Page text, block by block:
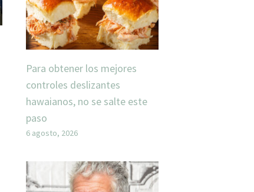
Para obtener los mejores
controles deslizantes
hawaianos, no se salte este
paso
6 agosto, 2026